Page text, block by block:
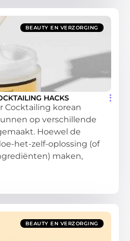
BEAUTY EN VERZORGING
HACKS
Cocktailing korean
op verschillende
Hoewel de
het-zelf-oplossing (of
maken,
BEAUTY EN VERZORGING